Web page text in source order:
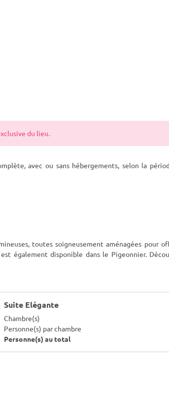
du lieu.
avec ou sans hébergements, selon la
toutes soigneusement aménagées pour
également disponible dans le Pigeonnier.
Suite Elégante
Chambre(s)
Personne(s) par chambre
Personne(s) au total